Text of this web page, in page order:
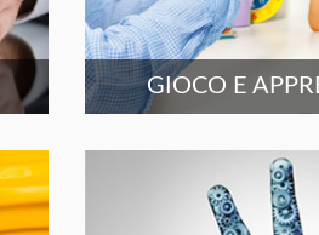
GIOCO E